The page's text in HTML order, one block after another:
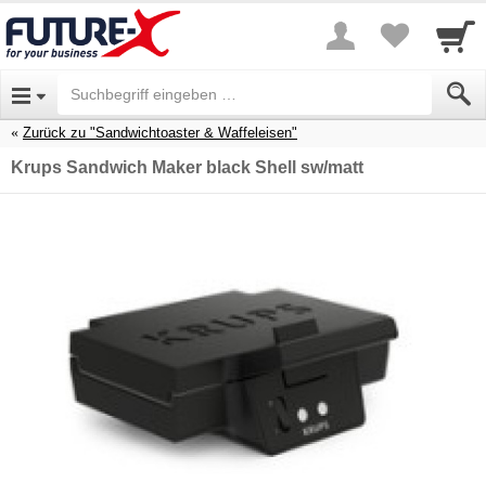
Zurück zu "Sandwichtoaster & Waffeleisen"
Krups Sandwich Maker black Shell sw/matt